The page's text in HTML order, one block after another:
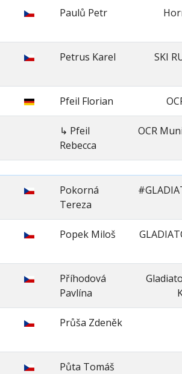
Paulů Petr
Petrus Karel SKI
Pfeil Florian
↳ Pfeil
Rebecca
OCR
Pokorná
Tereza
Popek Miloš
Příhodová
Pavlína
Průša Zdeněk
Půta Tomáš